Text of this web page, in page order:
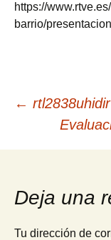
https://
barrio/
de
← rtl2838uhidir
Deja una
Tu dirección de